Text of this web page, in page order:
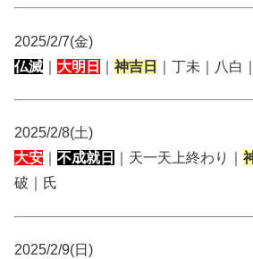
2025/2/7(金)
仏滅
大明日 神吉日 ｜丁未｜八白
2025/2/8(土)
大安
不成就日 ｜天一天上終わり｜
破｜氏
2025/2/9(日)